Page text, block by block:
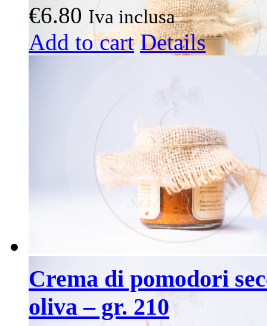
€6.80 Iva inclusa
Add to cart Details
Crema di pomodori
oliva – gr. 210